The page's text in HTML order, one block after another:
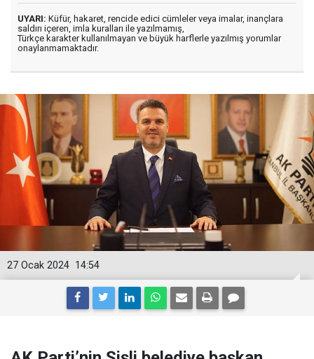
UYARI: Küfür, hakaret, rencide edici cümleler veya imalar, inançlara
saldırı içeren, imla kuralları ile yazılmamış,
Türkçe karakter kullanılmayan ve büyük harflerle yazılmış yorumlar
onaylanmamaktadır.
14:54
27 Ocak 2024